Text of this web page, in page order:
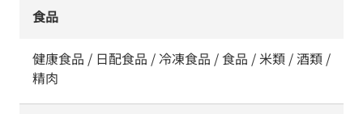
食品
健康食品 / 日配食品 / 冷凍食品 / 食品 / 米類 / 酒類 /
精肉